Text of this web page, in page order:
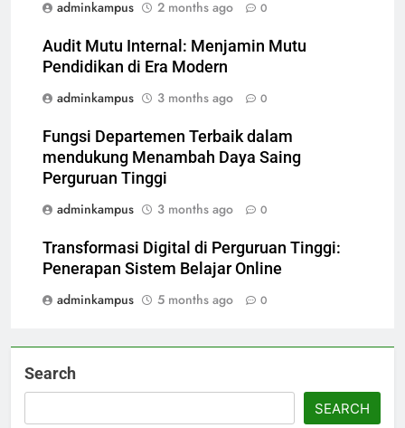
adminkampus
2 months ago 0
Audit Mutu Internal: Menjamin Mutu
Pendidikan di Era Modern
adminkampus
3 months ago 0
Fungsi Departemen Terbaik dalam
mendukung Menambah Daya Saing
Perguruan Tinggi
adminkampus
3 months ago 0
Transformasi Digital di Perguruan Tinggi:
Penerapan Sistem Belajar Online
adminkampus
5 months ago 0
Search
SEARCH